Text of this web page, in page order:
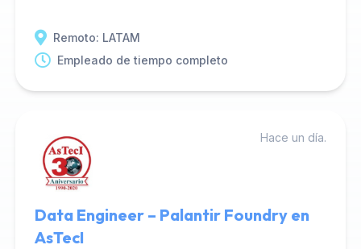
Remoto: LATAM
Empleado de tiempo completo
Hace un día.
Data Engineer – Palantir Foundry en
AsTecI